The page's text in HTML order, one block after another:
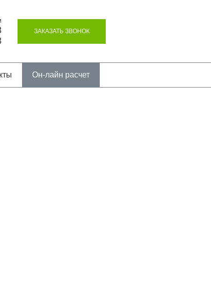
ЗАКАЗАТЬ ЗВОНОК
Он-лайн расчет